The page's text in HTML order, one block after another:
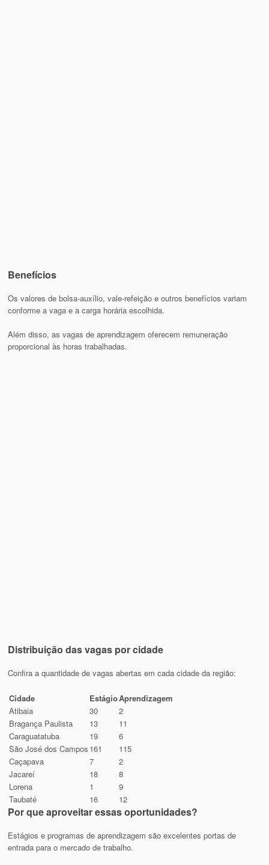
Benefícios
Os valores de bolsa-auxílio, vale-refeição e outros benefícios variam
conforme a vaga e a carga horária escolhida.
Além disso, as vagas de aprendizagem oferecem remuneração
proporcional às horas trabalhadas.
Distribuição das vagas por cidade
Confira a quantidade de vagas abertas em cada cidade da região:
Cidade EstágioAprendizagem
Atibaia
30
2
Bragança Paulista
13
11
Caraguatatuba
19
6
São José dos Campos 161
115
Caçapava
7
2
Jacareí
18
8
Lorena
1
9
Taubaté
16 12
Por que aproveitar essas oportunidades?
Estágios e programas de aprendizagem são excelentes portas de
entrada para o mercado de trabalho.